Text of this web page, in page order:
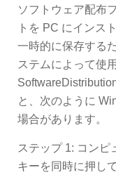
ソフトウェア配布
トを PC にインス
一時的に保存する
ステムによって使
と、次のように
場合があります。
ステップ 1: コンピ
キーを同時に押し